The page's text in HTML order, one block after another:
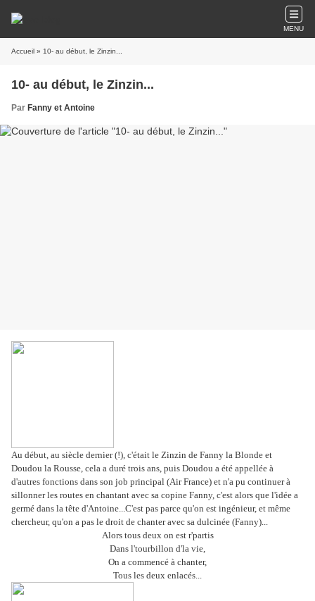
MENU
Accueil » 10- au début, le Zinzin...
10- au début, le Zinzin...
Par Fanny et Antoine
Au début, au siècle dernier (!), c'était le Zinzin de Fanny la Blonde et
Doudou la Rousse, cela a duré trois ans, puis Doudou a été appellée à
d'autres fonctions dans son job principal (Air France) et n'a pu continuer à
sillonner les routes en chantant avec sa copine Fanny, c'est alors que l'idée a
germé dans la tête d'Antoine...C'est pas parce qu'on est ingénieur, et même
chercheur, qu'on a pas le droit de chanter avec sa dulcinée (Fanny)...
Alors tous deux on est r'partis
Dans l'tourbillon d'la vie,
On a commencé à chanter,
Tous les deux enlacés...